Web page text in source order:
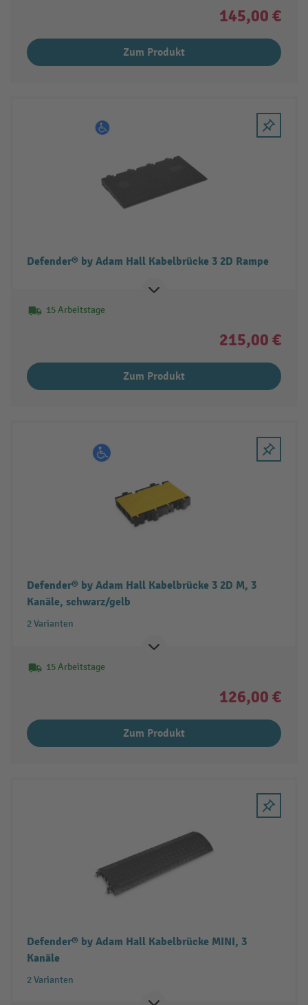
145,00 €
Zum Produkt
Defender® by Adam Hall Kabelbrücke 3 2D Rampe
15 Arbeitstage
215,00 €
Zum Produkt
Defender® by Adam Hall Kabelbrücke 3 2D M, 3
Kanäle, schwarz/gelb
2 Varianten
15 Arbeitstage
126,00 €
Zum Produkt
Defender® by Adam Hall Kabelbrücke MINI, 3
Kanäle
2 Varianten